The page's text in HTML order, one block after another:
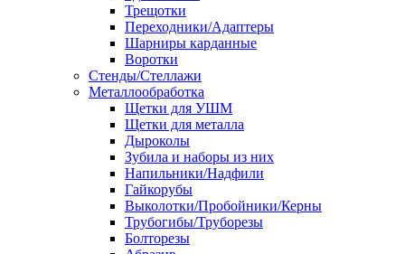
Трещотки
Переходники/Адаптеры
Шарниры карданные
Воротки
Стенды/Стеллажи
Металлообработка
Щетки для УШМ
Щетки для металла
Дыроколы
Зубила и наборы из них
Напильники/Надфили
Гайкорубы
Выколотки/Пробойники/Керны
Трубогибы/Труборезы
Болторезы